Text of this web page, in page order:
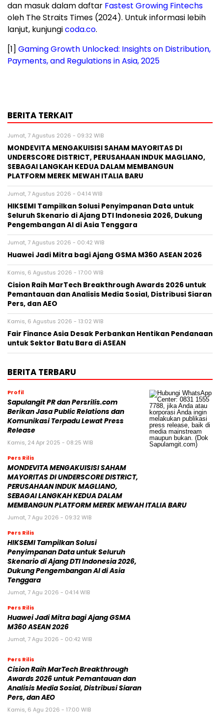
dan masuk dalam daftar Fastest Growing Fintechs
oleh The Straits Times (2024). Untuk informasi lebih
lanjut, kunjungicoda.co.
[1] Gaming Growth Unlocked: Insights on Distribution,
Payments, and Regulations in Asia, 2025
BERITA TERKAIT
Jumat, 7 Agustus 2026 - 09:32 WIB
MONDEVITA MENGAKUISISI SAHAM MAYORITAS DI
UNDERSCORE DISTRICT, PERUSAHAAN INDUK MAGLIANO,
SEBAGAI LANGKAH KEDUA DALAM MEMBANGUN
PLATFORM MEREK MEWAH ITALIA BARU
Jumat, 7 Agustus 2026 - 04:14 WIB
HIKSEMI Tampilkan Solusi Penyimpanan Data untuk
Seluruh Skenario di Ajang DTI Indonesia 2026, Dukung
Pengembangan AI di Asia Tenggara
Jumat, 7 Agustus 2026 - 00:42 WIB
Huawei Jadi Mitra bagi Ajang GSMA M360 ASEAN 2026
Kamis, 6 Agustus 2026 - 17:00 WIB
Cision Raih MarTech Breakthrough Awards 2026 untuk
Pemantauan dan Analisis Media Sosial, Distribusi Siaran
Pers, dan AEO
Kamis, 6 Agustus 2026 - 13:02 WIB
Fair Finance Asia Desak Perbankan Hentikan Pendanaan
untuk Sektor Batu Bara di ASEAN
BERITA TERBARU
Profil
Sapulangit PR dan Persrilis.com
Berikan Jasa Public Relations dan
Komunikasi Terpadu Lewat Press
Release
Kamis, 24 Apr 2025 - 08:25 WIB
Pers Rilis
MONDEVITA MENGAKUISISI SAHAM
MAYORITAS DI UNDERSCORE DISTRICT,
PERUSAHAAN INDUK MAGLIANO,
SEBAGAI LANGKAH KEDUA DALAM
MEMBANGUN PLATFORM MEREK MEWAH ITALIA BARU
Jumat, 7 Agu 2026 - 09:32 WIB
Pers Rilis
HIKSEMI Tampilkan Solusi
Penyimpanan Data untuk Seluruh
Skenario di Ajang DTI Indonesia 2026,
Dukung Pengembangan AI di Asia
Tenggara
Jumat, 7 Agu 2026 - 04:14 WIB
Pers Rilis
Huawei Jadi Mitra bagi Ajang GSMA
M360 ASEAN 2026
Jumat, 7 Agu 2026 - 00:42 WIB
Pers Rilis
Cision Raih MarTech Breakthrough
Awards 2026 untuk Pemantauan dan
Analisis Media Sosial, Distribusi Siaran
Pers, dan AEO
Kamis, 6 Agu 2026 - 17:00 WIB